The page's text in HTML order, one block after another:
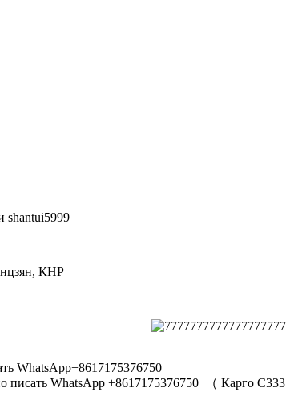
shantui5999
КНР
WhatsApp+8617175376750
писать WhatsApp +8617175376750 （ Карго C333